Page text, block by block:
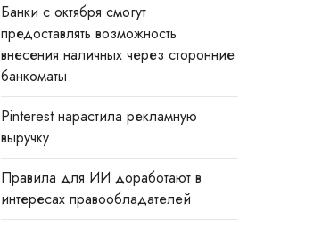
Банки с октября смогут
предоставлять возможность
внесения наличных через сторонние
банкоматы
Pinterest нарастила рекламную
выручку
Правила для ИИ доработают в
интересах правообладателей